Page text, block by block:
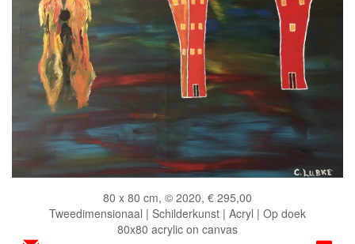
80 x 80 cm, © 2020, € 295,00
Tweedimensionaal | Schilderkunst | Acryl | Op doek
80x80 acrylic on canvas